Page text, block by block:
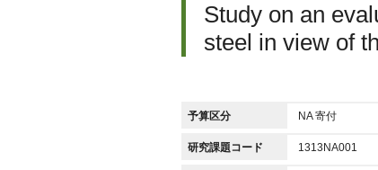
Study on an
steel in view of
予算区分 NA 寄付
研究課題コード 1313NA001